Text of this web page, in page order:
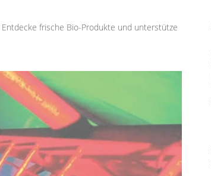
frische Bio-Produkte und unterstütze